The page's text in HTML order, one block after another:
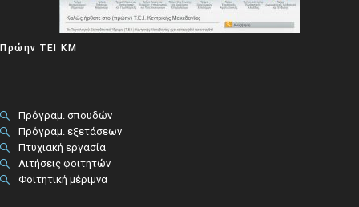
Πρώην ΤΕΙ ΚΜ
Πρόγραμ. σπουδών
Πρόγραμ. εξετάσεων
Πτυχιακή εργασία
Αιτήσεις φοιτητών
Φοιτητική μέριμνα